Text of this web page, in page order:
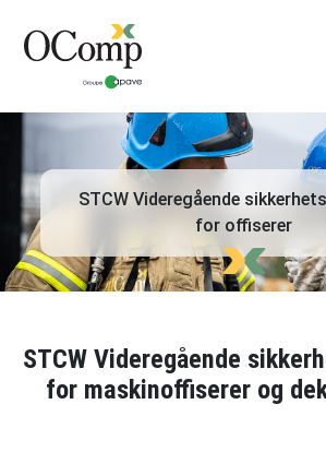
STCW Videregående
for offiserer
STCW Videregående
for maskinoffiserer og